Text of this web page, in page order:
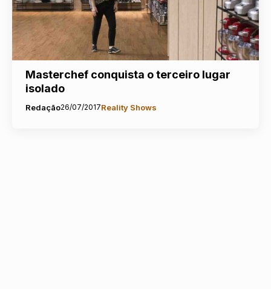
Masterchef conquista o terceiro lugar
isolado
Redação26/07/2017Reality Shows